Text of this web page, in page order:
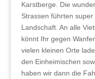
Karstberge. Die
Strassen führten
Landschaft. An alle
könnt Ihr gegen
vielen kleinen Orte
den Einheimischen
haben wir dann die